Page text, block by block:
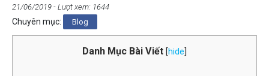
21/06/2019 - Lượt xem: 1644
Chuyên mục: Blog
Danh Mục Bài Viết [hide